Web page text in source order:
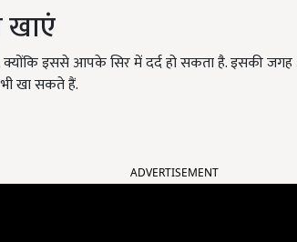
खाएं
क्योंकि इससे आपके सिर में दर्द हो सकता है. इसकी
खा सकते हैं.